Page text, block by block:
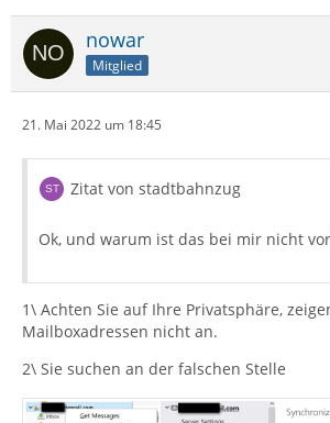
nowar
Mitglied
21. Mai 2022 um 18:45
Zitat von stadtbahnzug
Ok, und warum ist das bei mir nicht
1\ Achten Sie auf Ihre Privatsphäre,
Mailboxadressen nicht an.
2\ Sie suchen an der falschen Stelle